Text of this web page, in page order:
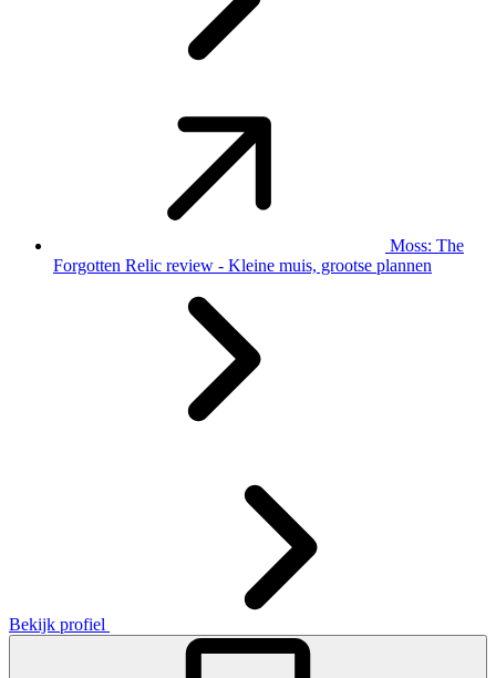
Moss: The
Forgotten Relic review - Kleine muis, grootse plannen
Bekijk profiel